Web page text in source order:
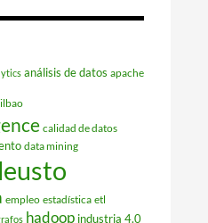
análisis de datos apache
calidad de datos
data mining
empleo estadística etl
hadoop industria 4.0